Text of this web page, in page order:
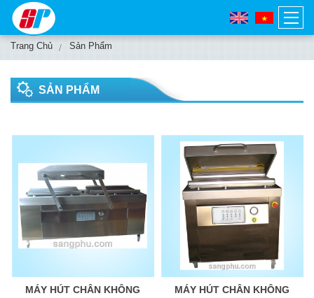
Trang Chủ Sản Phẩm
SẢN PHẨM
MÁY HÚT CHÂN KHÔNG
MÁY HÚT CHÂN KHÔNG